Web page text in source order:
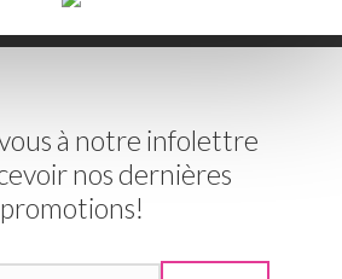
à notre infolettre
nos dernières
promotions!